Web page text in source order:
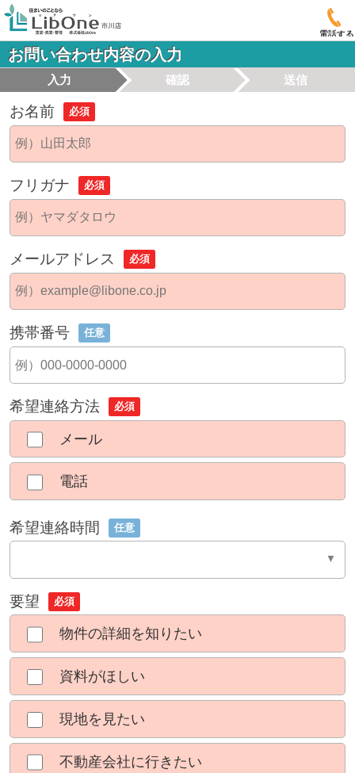
電話する
お問い合わせ内容の入力
入力 確認 送信
お名前 必須
フリガナ 必須
メールアドレス 必須
携帯番号 任意
希望連絡方法 必須
メール
電話
希望連絡時間 任意
要望 必須
物件の詳細を知りたい
資料がほしい
現地を見たい
不動産会社に行きたい